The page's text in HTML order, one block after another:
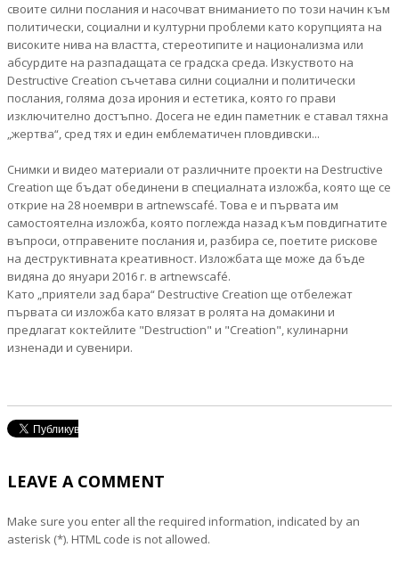
своите силни послания и насочват вниманието по този начин към
политически, социални и културни проблеми като корупцията на
високите нива на властта, стереотипите и национализма или
абсурдите на разпадащата се градска среда. Изкуството на
Destructive Creation съчетава силни социални и политически
послания, голяма доза ирония и естетика, която го прави
изключително достъпно. Досега не един паметник е ставал тяхна
„жертва“, сред тях и един емблематичен пловдивски...
Снимки и видео материали от различните проекти на Destructive
Creation ще бъдат обединени в специалната изложба, която ще се
открие на 28 ноември в artnewscafé. Това е и първата им
самостоятелна изложба, която поглежда назад към повдигнатите
въпроси, отправените послания и, разбира се, поетите рискове
на деструктивната креативност. Изложбата ще може да бъде
видяна до януари 2016 г. в artnewscafé.
Като „приятели зад бара“ Destructive Creation ще отбележат
първата си изложба като влязат в ролята на домакини и
предлагат коктейлите "Destruction" и "Creation", кулинарни
изненади и сувенири.
LEAVE A COMMENT
Make sure you enter all the required information, indicated by an
asterisk (*). HTML code is not allowed.